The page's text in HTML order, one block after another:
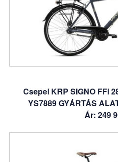
Csepel KRP SIGNO FFI
YS7889 GYÁRTÁS
Ár: 249